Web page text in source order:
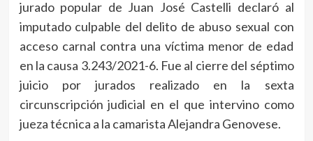
jurado popular de Juan José Castelli declaró al
imputado culpable del delito de abuso sexual con
acceso carnal contra una víctima menor de edad
en la causa 3.243/2021-6. Fue al cierre del séptimo
juicio por jurados realizado en la sexta
circunscripción judicial en el que intervino como
jueza técnica a la camarista Alejandra Genovese.